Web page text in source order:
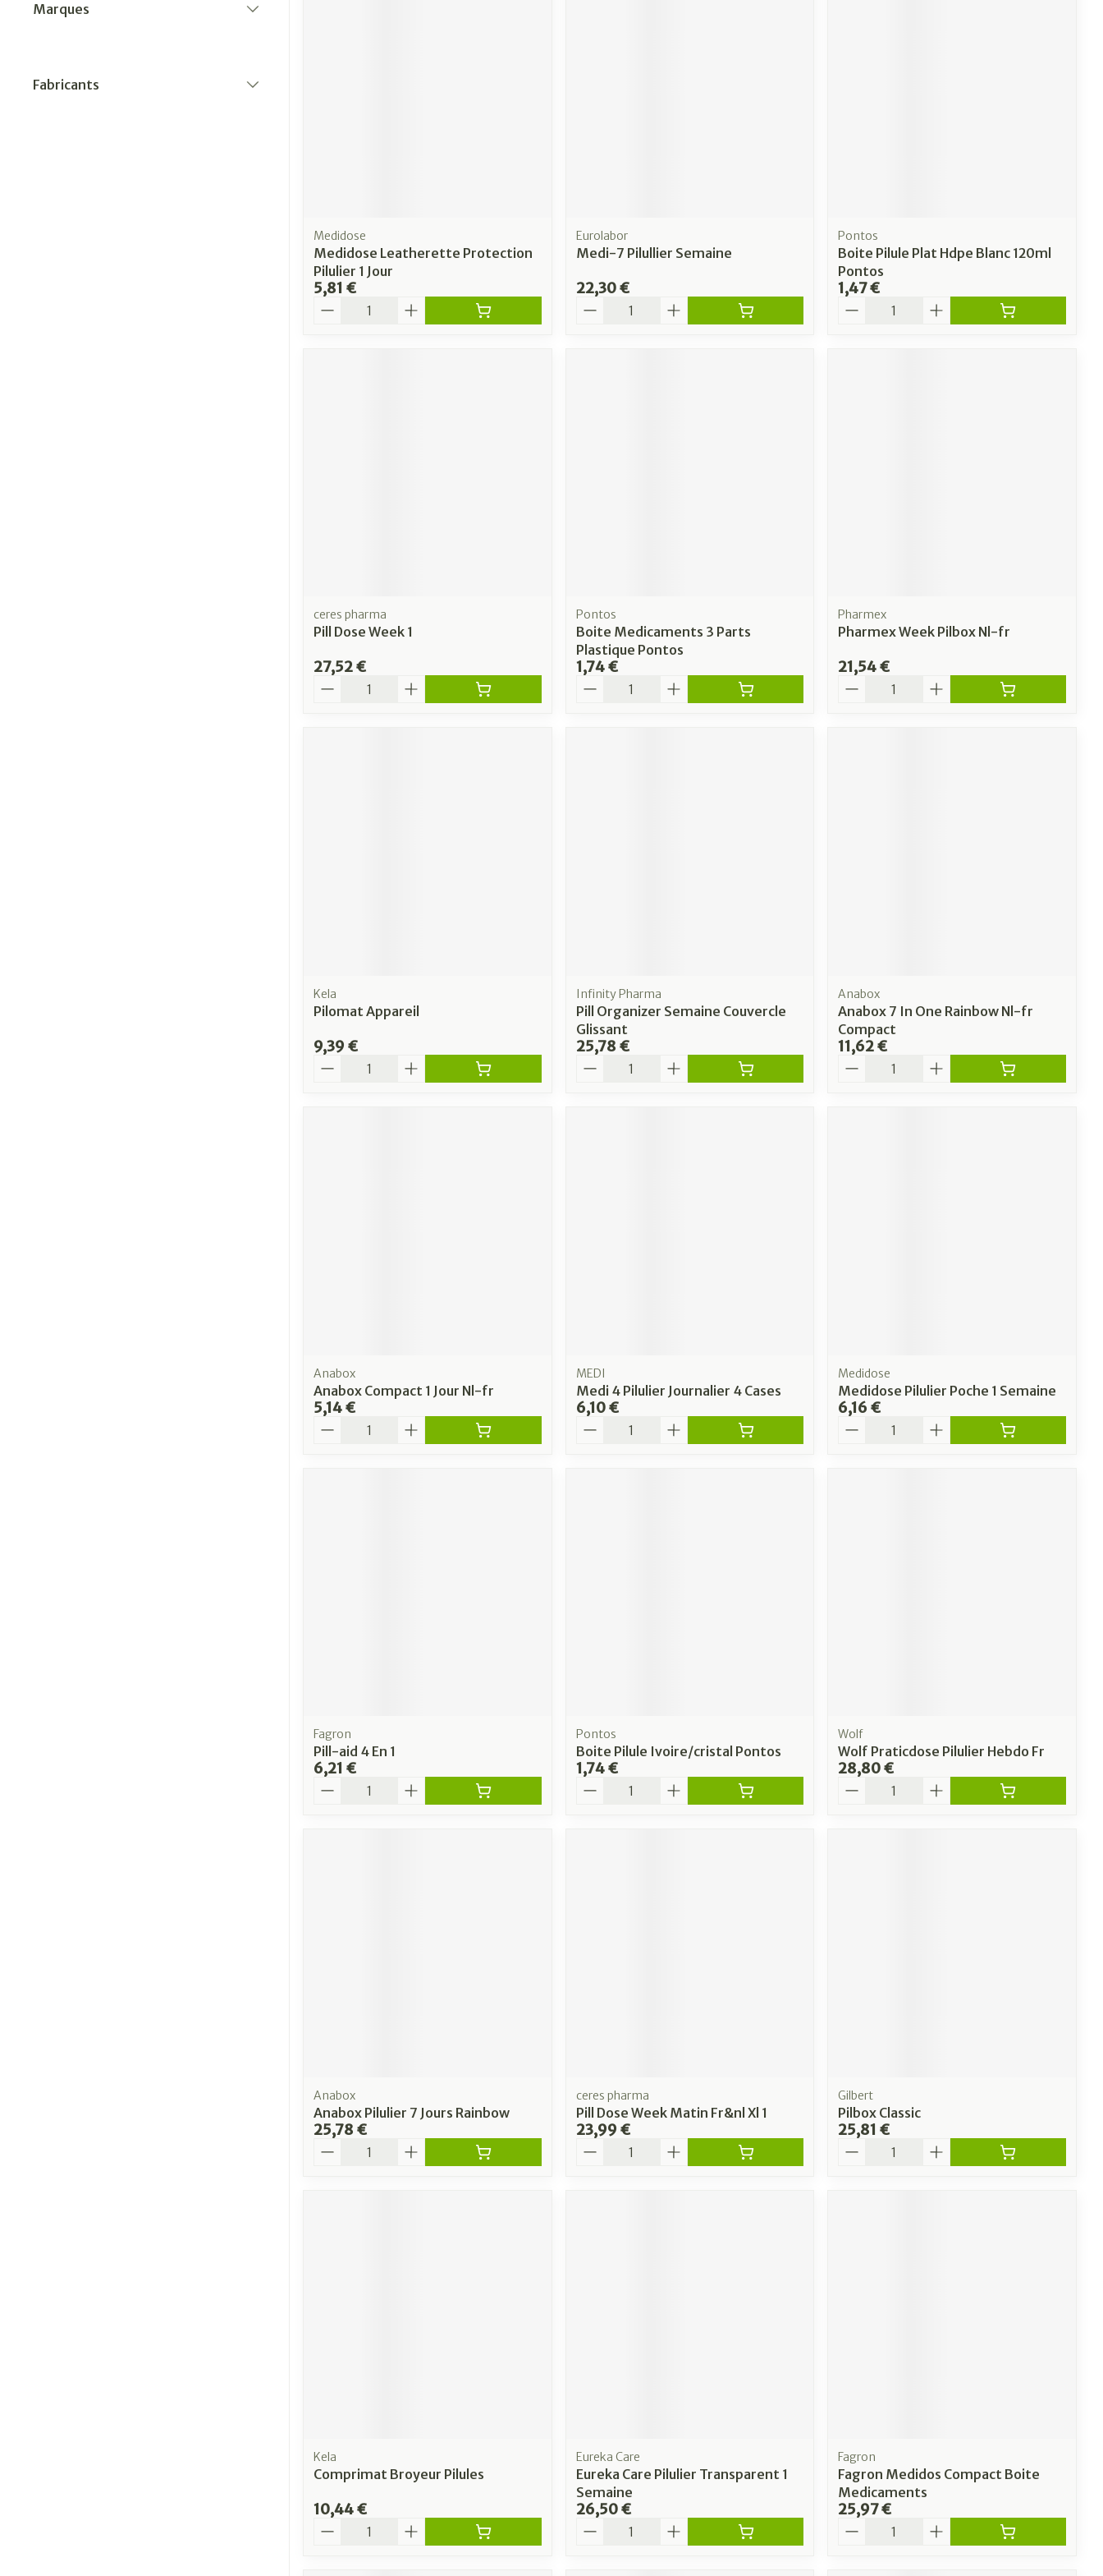
Marques
Fabricants
Medidose
Medidose Leatherette Protection
Pilulier 1 Jour
5,81 €
Quantité
Eurolabor
Medi-7 Pilullier Semaine
22,30 €
Quantité
Pontos
Boite Pilule Plat Hdpe Blanc 120ml
Pontos
1,47 €
Quantité
ceres pharma
Pill Dose Week 1
27,52 €
Quantité
Pontos
Boite Medicaments 3 Parts
Plastique Pontos
1,74 €
Quantité
Pharmex
Pharmex Week Pilbox Nl-fr
21,54 €
Quantité
Kela
Pilomat Appareil
9,39 €
Quantité
Infinity Pharma
Pill Organizer Semaine Couvercle
Glissant
25,78 €
Quantité
Anabox
Anabox 7 In One Rainbow Nl-fr
Compact
11,62 €
Quantité
Anabox
Anabox Compact 1 Jour Nl-fr
5,14 €
Quantité
MEDI
Medi 4 Pilulier Journalier 4 Cases
6,10 €
Quantité
Medidose
Medidose Pilulier Poche 1 Semaine
6,16 €
Quantité
Fagron
Pill-aid 4 En 1
6,21 €
Quantité
Pontos
Boite Pilule Ivoire/cristal Pontos
1,74 €
Quantité
Wolf
Wolf Praticdose Pilulier Hebdo Fr
28,80 €
Quantité
Anabox
Anabox Pilulier 7 Jours Rainbow
25,78 €
Quantité
ceres pharma
Pill Dose Week Matin Fr&nl Xl 1
23,99 €
Quantité
Gilbert
Pilbox Classic
25,81 €
Quantité
Kela
Comprimat Broyeur Pilules
10,44 €
Quantité
Eureka Care
Eureka Care Pilulier Transparent 1
Semaine
26,50 €
Quantité
Fagron
Fagron Medidos Compact Boite
Medicaments
25,97 €
Quantité